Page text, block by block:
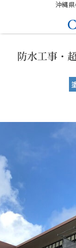
沖縄
防水工事・